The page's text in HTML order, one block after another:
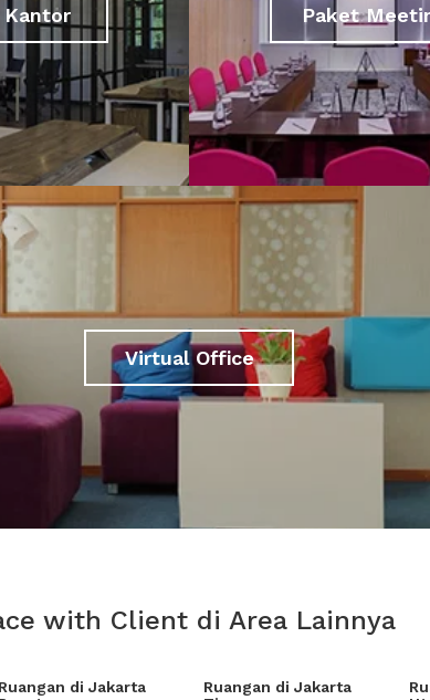
Kantor Paket
Virtual Office
with Client di Area Lainnya
Ruangan di Jakarta
Ruangan di Jakarta